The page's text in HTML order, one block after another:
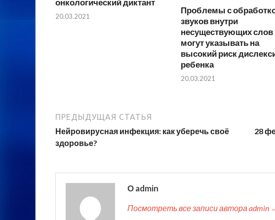
онкологический диктант
20.03.2021
Проблемы с
звуков внутри
несуществующих слов
могут указывать на
высокий риск
ребенка
20.03.2021
ПРЕДЫДУЩАЯ СТАТЬЯ
Нейровирусная инфекция: как уберечь своё
здоровье?
28
О admin
Посмотреть все записи автора admin